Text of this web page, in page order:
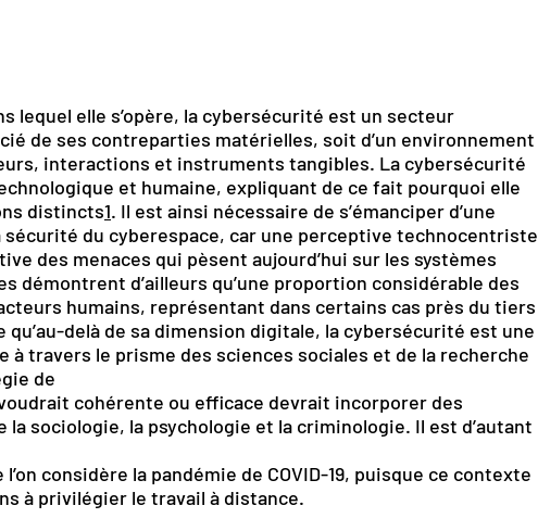
lequel elle s’opère, la cybersécurité est un secteur
de ses contreparties matérielles, soit d’un environnement
interactions et instruments tangibles. La cybersécurité
et humaine, expliquant de ce fait pourquoi elle
distincts1. Il est ainsi nécessaire de s’émanciper d’une
du cyberespace, car une perceptive technocentriste
des menaces qui pèsent aujourd’hui sur les systèmes
démontrent d’ailleurs qu’une proportion considérable des
humains, représentant dans certains cas près du tiers
qu’au-delà de sa dimension digitale, la cybersécurité est une
à travers le prisme des sciences sociales et de la recherche
de
cohérente ou efficace devrait incorporer des
sociologie, la psychologie et la criminologie. Il est d’autant
considère la pandémie de COVID-19, puisque ce contexte
à privilégier le travail à distance.